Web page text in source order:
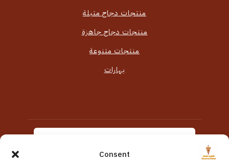
Consent
منتجات دجاج متبلة
منتجات دجاج جاهزة
منتجات متنوعة
بهارات